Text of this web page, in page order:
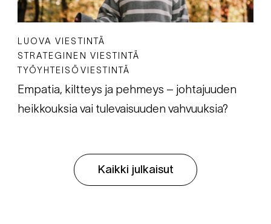
LUOVA VIESTINTÄ
STRATEGINEN VIESTINTÄ
TYÖYHTEISÖVIESTINTÄ
Empatia, kiltteys ja pehmeys – johtajuuden
heikkouksia vai tulevaisuuden vahvuuksia?
Kaikki julkaisut